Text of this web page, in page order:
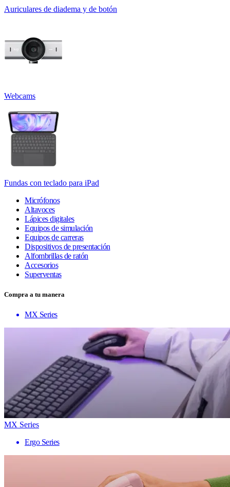
Auriculares de diadema y de botón
Webcams
Fundas con teclado para iPad
Micrófonos
Altavoces
Lápices digitales
Equipos de simulación
Equipos de carreras
Dispositivos de presentación
Alfombrillas de ratón
Accesorios
Superventas
Compra a tu manera
MX Series
MX Series
Ergo Series